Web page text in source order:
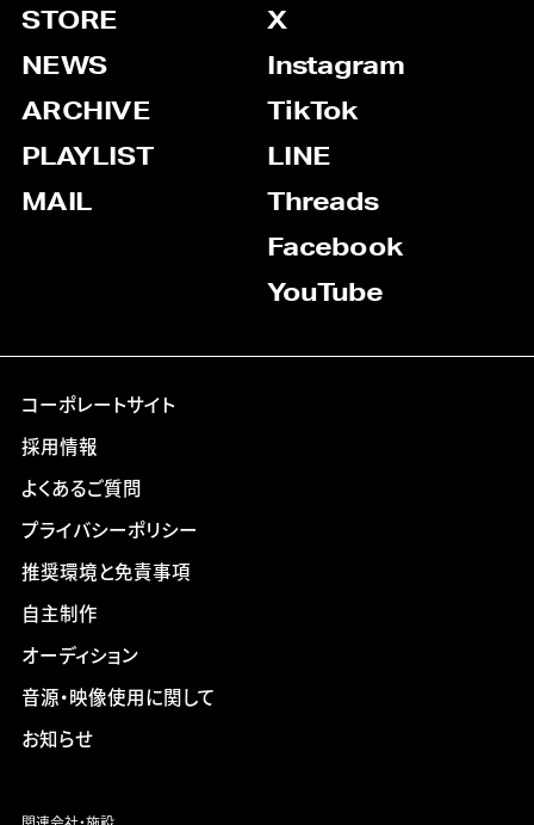
STORE
NEWS
ARCHIVE
PLAYLIST
MAIL
X
Instagram
TikTok
LINE
Threads
Facebook
YouTube
コーポレートサイト
採用情報
よくあるご質問
プライバシーポリシー
推奨環境と免責事項
自主制作
オーディション
音源・映像使用に関して
お知らせ